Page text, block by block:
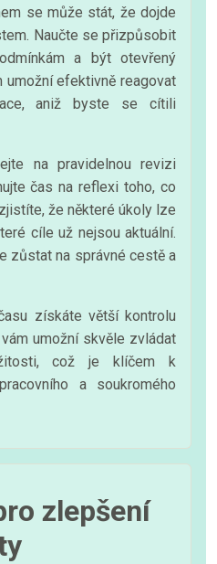
se může stát, že dojde
Naučte se přizpůsobit
a být otevřený
umožní efektivně reagovat
aniž byste se cítili
na pravidelnou revizi
čas na reflexi toho, co
že některé úkoly lze
cíle už nejsou aktuální.
zůstat na správné cestě a
získáte větší kontrolu
umožní skvěle zvládat
což je klíčem k
a soukromého
zlepšení